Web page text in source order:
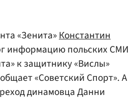
«Зенита»Константин
информацию польских СМИ
к защитнику «Вислы»
«Советский Спорт». А
динамовца Данни